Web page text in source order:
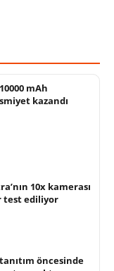
mAh
kazandı
10x kamerası
test ediliyor
öncesinde